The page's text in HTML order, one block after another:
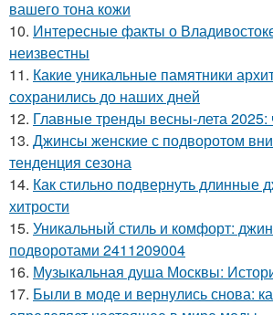
вашего тона кожи
10. Интересные факты о
неизвестны
11. Какие уникальные памятники
сохранились до наших дней
12. Главные тренды весны-лета 2025:
13. Джинсы женские с подворотом
тенденция сезона
14. Как стильно подвернуть длинные
хитрости
15. Уникальный стиль и комфорт:
подворотами 2411209004
16. Музыкальная душа Москвы:
17. Были в моде и вернулись снова: